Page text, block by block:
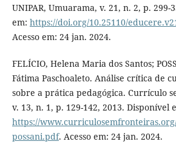
UNIPAR, Umuarama, v. 21, n. 2, p. 299-
em: https://doi.org/10.25110/
Acesso em: 24 jan. 2024.
FELÍCIO, Helena Maria dos Santos;
Fátima Paschoaleto. Análise crítica de
sobre a prática pedagógica. Currículo
v. 13, n. 1, p. 129-142, 2013. Disponível
https://
possani.pdf. Acesso em: 24 jan. 2024.